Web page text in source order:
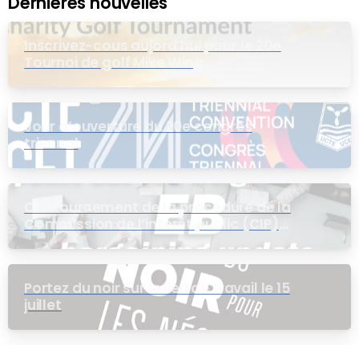
Inscrivez-cous aujord’hui pour le 20e
Tournoi de golf Mike Wing
Jour d’ouverture du 20e congrès
triennal
Contournement de la procédure de la
Commission de l’intérêt public (CIP)
pour le groupe EB
Portez du noir sur le lieu de travail le 15
juillet